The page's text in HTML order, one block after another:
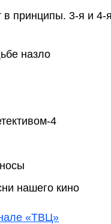
принципы. 3-я и 4-
назло
4
нашего кино
«ТВЦ»